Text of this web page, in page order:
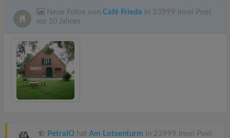
Neue Fotos von Café Frieda in 23999 Insel Poel.
vor 10 Jahren
PetraIO hat Am Lotsenturm in 23999 Insel Poel